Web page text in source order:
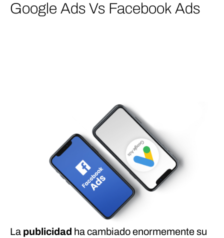
Google Ads Vs Facebook Ads
La publicidad ha cambiado enormemente su